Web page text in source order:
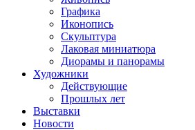
Графика
Иконопись
Скульптура
Лаковая миниатюра
Диорамы и панорамы
Художники
Действующие
Прошлых лет
Выставки
Новости